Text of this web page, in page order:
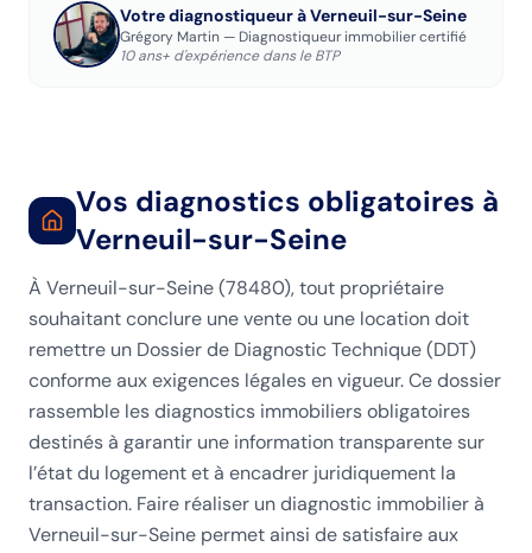
Votre diagnostiqueurà Verneuil-sur-Seine
Grégory Martin — Diagnostiqueur immobilier certifié
10 ans+ d'expérience dans le BTP
Vos diagnostics obligatoires à
Verneuil-sur-Seine
À Verneuil-sur-Seine (78480), tout propriétaire
souhaitant conclure une vente ou une location doit
remettre un Dossier de Diagnostic Technique (DDT)
conforme aux exigences légales en vigueur. Ce dossier
rassemble les diagnostics immobiliers obligatoires
destinés à garantir une information transparente sur
l’état du logement et à encadrer juridiquement la
transaction. Faire réaliser un diagnostic immobilier à
Verneuil-sur-Seine permet ainsi de satisfaire aux